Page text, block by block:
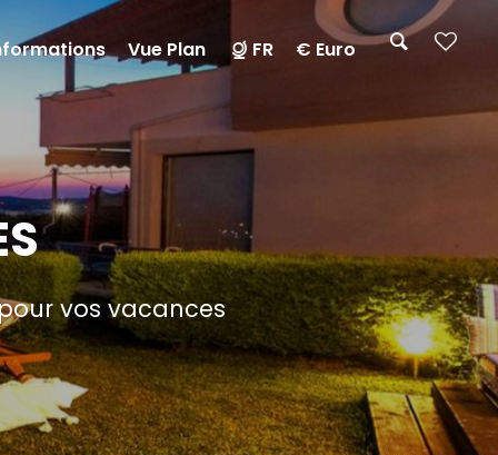
vos vacances
Vue Plan FR € Euro